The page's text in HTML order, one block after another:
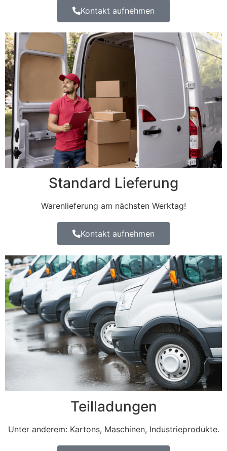
Kontakt aufnehmen
Standard Lieferung
Warenlieferung am nächsten Werktag!
Kontakt aufnehmen
Teilladungen
Unter anderem: Kartons, Maschinen, Industrieprodukte.